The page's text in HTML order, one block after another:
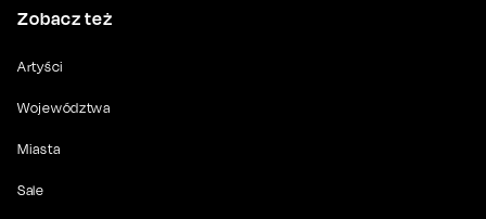
Zobacz też
Artyści
Województwa
Miasta
Sale